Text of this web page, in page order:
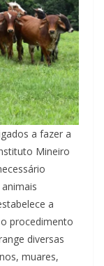
a fazer a
Mineiro
a
procedimento
diversas
muares,